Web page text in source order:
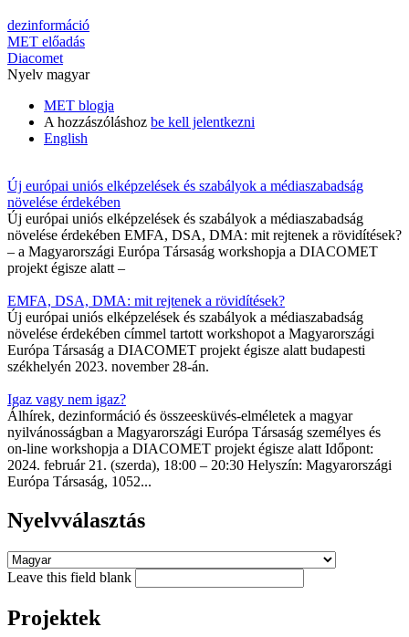
dezinformáció
MET előadás
Diacomet
Nyelv magyar
MET blogja
A hozzászóláshoz be kell jelentkezni
English
Új európai uniós elképzelések és szabályok a médiaszabadság
növelése érdekében
Új európai uniós elképzelések és szabályok a médiaszabadság
növelése érdekében EMFA, DSA, DMA: mit rejtenek a rövidítések?
– a Magyarországi Európa Társaság workshopja a DIACOMET
projekt égisze alatt –
EMFA, DSA, DMA: mit rejtenek a rövidítések?
Új európai uniós elképzelések és szabályok a médiaszabadság
növelése érdekében címmel tartott workshopot a Magyarországi
Európa Társaság a DIACOMET projekt égisze alatt budapesti
székhelyén 2023. november 28-án.
Igaz vagy nem igaz?
Álhírek, dezinformáció és összeesküvés-elméletek a magyar
nyilvánosságban a Magyarországi Európa Társaság személyes és
on-line workshopja a DIACOMET projekt égisze alatt Időpont:
2024. február 21. (szerda), 18:00 – 20:30 Helyszín: Magyarországi
Európa Társaság, 1052...
Nyelvválasztás
Leave this field blank
Projektek